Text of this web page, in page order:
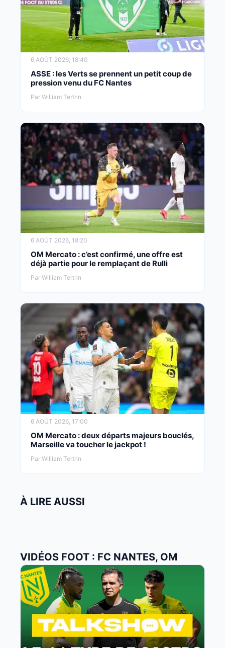
6 AOÛT 2026, 18:40
ASSE : les Verts se prennent un petit coup de
pression venu du FC Nantes
Par William Tertrin
6 AOÛT 2026, 18:20
OM Mercato : c’est confirmé, une offre est
déjà partie pour le remplaçant de Rulli
Par William Tertrin
6 AOÛT 2026, 17:00
OM Mercato : deux départs majeurs bouclés,
Marseille va toucher le jackpot !
Par William Tertrin
À LIRE AUSSI
VIDÉOS FOOT : FC NANTES, OM